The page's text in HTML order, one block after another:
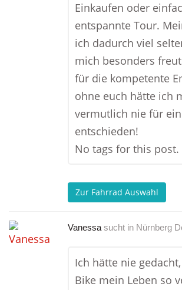
Einkaufen oder
entspannte Tour.
ich dadurch viel
mich besonders
für die kompetente
ohne euch hätte ich
vermutlich nie für ein
entschieden!
No tags for this post.
Zur Fahrrad Auswahl
Vanessa sucht in Nürnberg
Ich hätte nie
Bike mein Leben so